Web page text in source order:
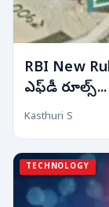
RBI New
ఎఫ్‌డీ
Kasthuri S
TECHNOLOGY